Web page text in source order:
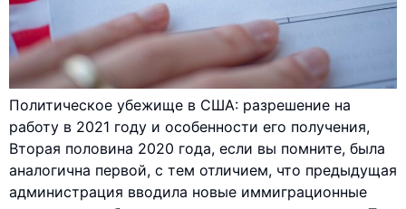
Политическое убежище в США: разрешение на
работу в 2021 году и особенности его получения,
Вторая половина 2020 года, если вы помните, была
аналогична первой, с тем отличием, что предыдущая
администрация вводила новые иммиграционные